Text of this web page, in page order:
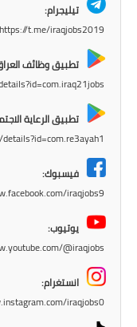
تيليجرام:
https://t.me/iraqjobs2019
تطبيق وظائف
تطبيق الرعاية
فيسبوك:
iraqjobs9
يوتيوب:
@iraqjobs
انستغرام:
iraqjobs0/